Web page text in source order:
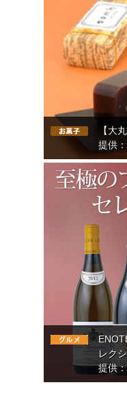
【大
提供
レク
提供